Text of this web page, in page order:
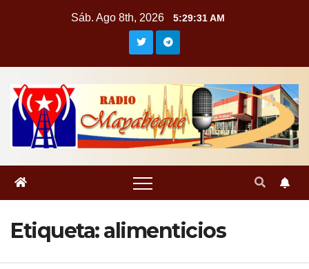
Sáb. Ago 8th, 2026 5:29:32 AM
Etiqueta:alimenticios